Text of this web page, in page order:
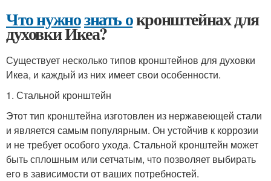
Что нужнознать окронштейнах для
духовки Икеа?
Существует несколько типов кронштейнов для духовки
Икеа, и каждый из них имеет свои особенности.
1. Стальной кронштейн
Этот тип кронштейна изготовлен из нержавеющей стали
и является самым популярным. Он устойчив к коррозии
и не требует особого ухода. Стальной кронштейн может
быть сплошным или сетчатым, что позволяет выбирать
его в зависимости от ваших потребностей.